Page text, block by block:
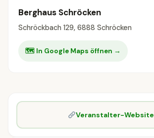
Berghaus Schröcken
Schröckbach 129, 6888 Schröcken
🗺 In Google Maps öffnen →
Veranstalter-Website